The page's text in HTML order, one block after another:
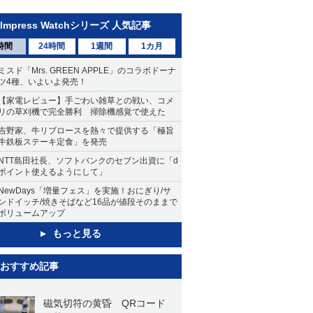
Impress Watchシリーズ 人気記事
間 24時間 1週間 1カ月
スド「Mrs. GREEN APPLE」のコラボドーナ
4種、いよいよ発売！
家電レビュー】手ごわい雑草との戦い、コメ
の草刈機で完全勝利 掃除機感覚で使えた
野家、牛リブロースを熱々で提供する「極旨
鉄板ステーキ定食」を発売
島田社長、ソフトバンクのセブン出資に「d
イント使えるようにして」
「増量フェス」を実施！おにぎり/サ
ドイッチ/焼きそばなど16品が値段そのままで
リュームアップ
もっと見る
おすすめ記事
磁気切符の黄昏 QRコード